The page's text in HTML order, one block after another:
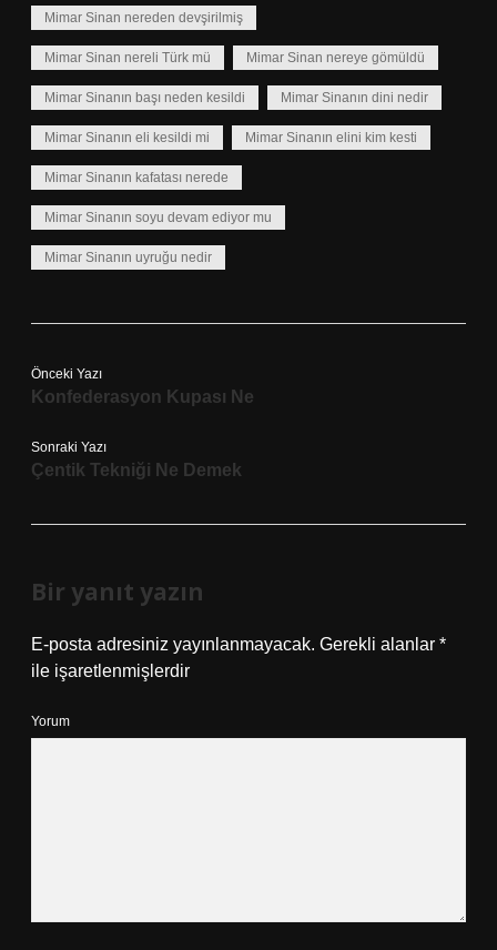
Mimar Sinan nereden devşirilmiş
Mimar Sinan nereli Türk mü Mimar Sinan nereye gömüldü
Mimar Sinanın başı neden kesildi Mimar Sinanın dini nedir
Mimar Sinanın eli kesildi mi Mimar Sinanın elini kim kesti
Mimar Sinanın kafatası nerede
Mimar Sinanın soyu devam ediyor mu
Mimar Sinanın uyruğu nedir
Önceki Yazı
Konfederasyon Kupası Ne
Sonraki Yazı
Çentik Tekniği Ne Demek
Bir yanıt yazın
E-posta adresiniz yayınlanmayacak. Gerekli alanlar *
ile işaretlenmişlerdir
Yorum